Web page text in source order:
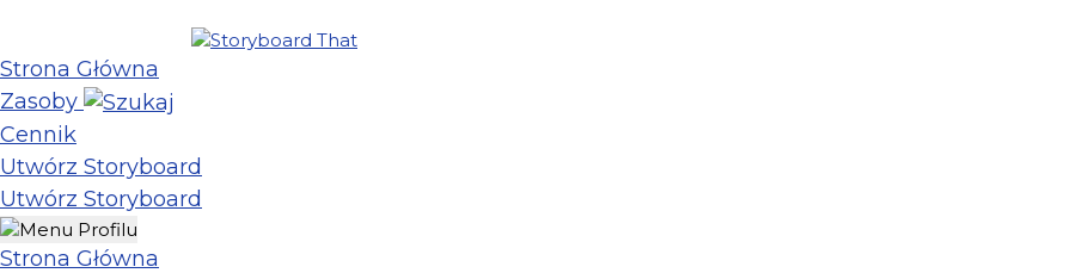
Strona Główna
Zasoby
Cennik
Utwórz Storyboard
Utwórz Storyboard
Strona Główna